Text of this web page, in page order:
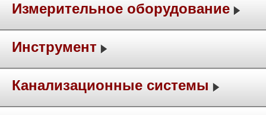
Измерительное оборудование
Инструмент
Канализационные системы